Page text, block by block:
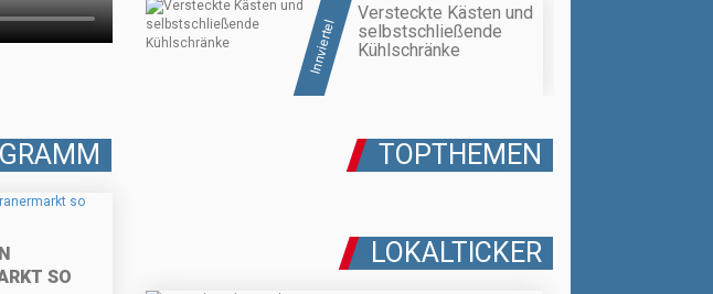
Innviertel
Versteckte Kästen und
selbstschließende
Kühlschränke
SO
TOPTHEMEN
LOKALTICKER